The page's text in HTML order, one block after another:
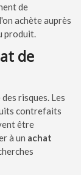
de
achète auprès
produit.
de
risques. Les
contrefaits
être
à un achat